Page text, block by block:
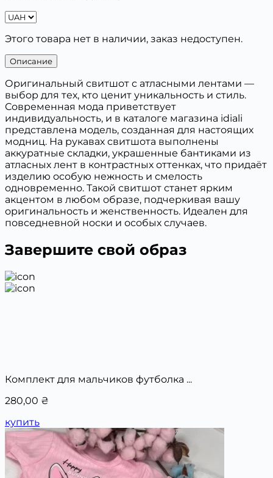
Этого товара нет в наличии, заказ недоступен.
Описание
Оригинальный свитшот с атласными лентами —
выбор для тех, кто ценит уникальность и стиль.
Современная мода приветствует
индивидуальность, и в каталоге магазина idiali
представлена модель, созданная для настоящих
модниц. На рукавах свитшота выполнены
аккуратные складки, украшенные бантиками из
атласных лент в контрастных оттенках, что придаёт
изделию особую нежность и смелость
одновременно. Такой свитшот станет ярким
акцентом в любом образе, подчеркивая вашу
оригинальность и женственность. Идеален для
повседневной носки и особых случаев.
Завершите свой образ
Комплект для мальчиков футболка ...
280,00 ₴
купить